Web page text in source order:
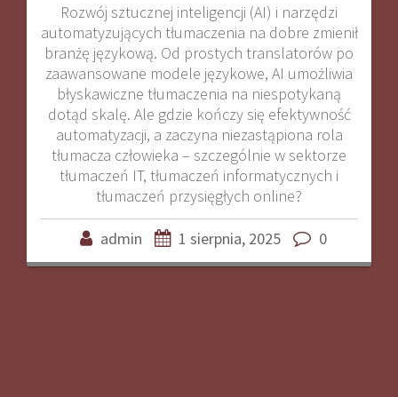
Rozwój sztucznej inteligencji (AI) i narzędzi
automatyzujących tłumaczenia na dobre zmienił
branżę językową. Od prostych translatorów po
zaawansowane modele językowe, AI umożliwia
błyskawiczne tłumaczenia na niespotykaną
dotąd skalę. Ale gdzie kończy się efektywność
automatyzacji, a zaczyna niezastąpiona rola
tłumacza człowieka – szczególnie w sektorze
tłumaczeń IT, tłumaczeń informatycznych i
tłumaczeń przysięgłych online?
admin 1 sierpnia, 2025 0